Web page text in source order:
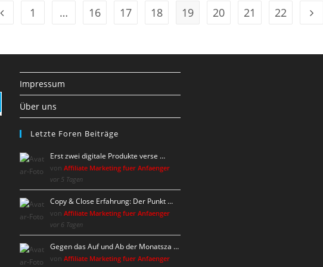
Zur vorherigen Seite
1 … 16 17 18 19 20 21 22
Impressum
Über uns
Letzte Foren Beiträge
Erst zwei digitale Produkte verse …
von Affiliate Marketing fuer Anfaenger
vor 5 Tagen
Copy & Close Erfahrung: Der Punkt …
von Affiliate Marketing fuer Anfaenger
vor 6 Tagen
Gegen das Auf und Ab der Monatsza …
von Affiliate Marketing fuer Anfaenger